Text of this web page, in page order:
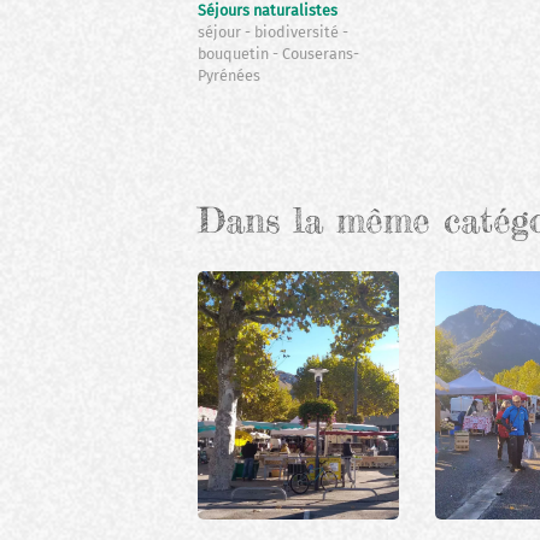
Séjours naturalistes
séjour biodiversité
bouquetin Couserans-
Pyrénées
Dans la même